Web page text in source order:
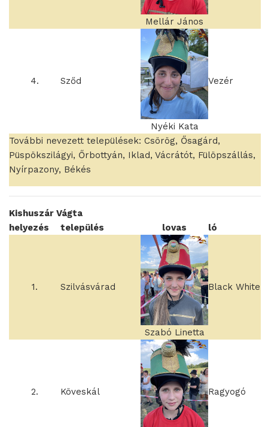
Mellár János
4. Sződ
Nyéki Kata
Vezér
További nevezett települések: Csörög, Ősagárd,
Püspökszilágyi, Őrbottyán, Iklad, Vácrátót, Fülöpszállás,
Nyírpazony, Békés
Kishuszár Vágta
helyezés
település lovas ló
1. Szilvásvárad
Szabó Linetta
Black White
2. Köveskál Ragyogó